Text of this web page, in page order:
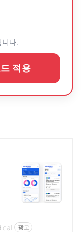
다.
적용
광고